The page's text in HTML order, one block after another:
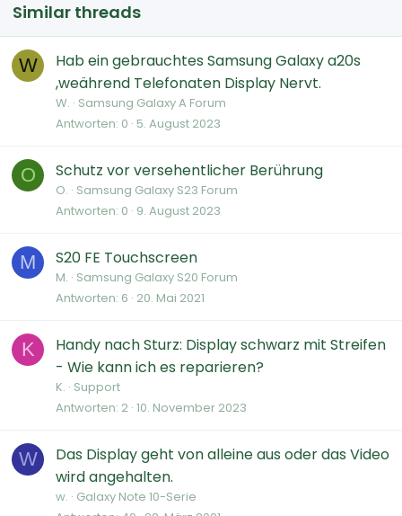
Similar threads
W
Hab ein gebrauchtes Samsung Galaxy a20s
,weährend Telefonaten Display Nervt.
W. Samsung Galaxy A Forum
Antworten 0 5. August 2023
O Schutz vor versehentlicher Berührung
O. Samsung Galaxy S23 Forum
Antworten 0 9. August 2023
M S20 FE Touchscreen
M. Samsung Galaxy S20 Forum
Antworten 6 20. Mai 2021
K
Handy nach Sturz: Display schwarz mit Streifen
- Wie kann ich es reparieren?
K. Support
Antworten 2 10. November 2023
W
Das Display geht von alleine aus oder das Video
wird angehalten.
w. Galaxy Note 10-Serie